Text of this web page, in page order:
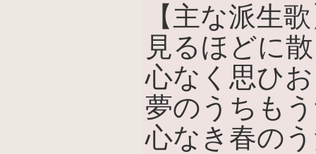
【主な派生
見るほどに
心なく思ひ
夢のうちも
心なき春の